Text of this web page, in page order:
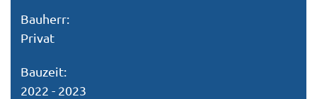
Bauherr:
Privat
Bauzeit:
2022 - 2023